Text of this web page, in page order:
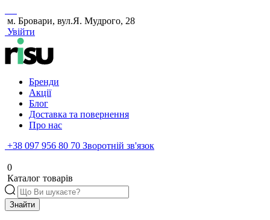
м. Бровари, вул.Я. Мудрого, 28
Увійти
Бренди
Акції
Блог
Доставка та повернення
Про нас
+38 097 956 80 70 Зворотній зв'язок
0
Каталог товарів
Знайти